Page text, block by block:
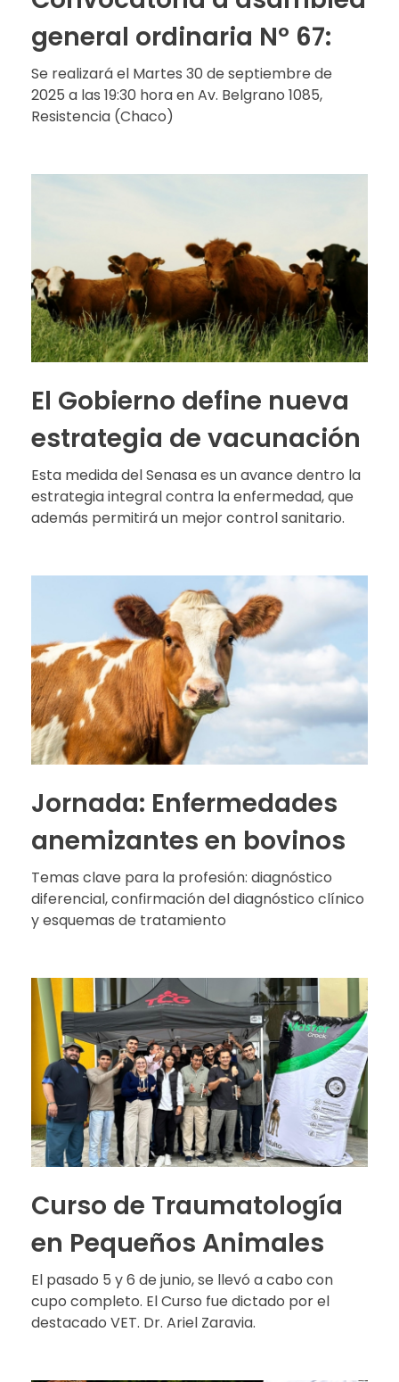
general ordinaria Nº 67:
Se realizará el Martes 30 de septiembre de
2025 a las 19:30 hora en Av. Belgrano 1085,
Resistencia (Chaco)
El Gobierno define nueva
estrategia de vacunación
Esta medida del Senasa es un avance dentro la
estrategia integral contra la enfermedad, que
además permitirá un mejor control sanitario.
Jornada: Enfermedades
anemizantes en bovinos
Temas clave para la profesión: diagnóstico
diferencial, confirmación del diagnóstico clínico
y esquemas de tratamiento
Curso de Traumatología
en Pequeños Animales
El pasado 5 y 6 de junio, se llevó a cabo con
cupo completo. El Curso fue dictado por el
destacado VET. Dr. Ariel Zaravia.